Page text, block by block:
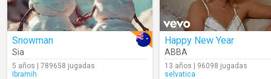
Snowman
Sia
5 años | 789658 jugadas
Ibramih
Happy New Year
ABBA
13 años | 96098 jugadas
selvatica